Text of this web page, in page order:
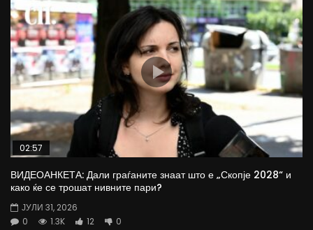
02:57
ВИДЕОАНКЕТА: Дали граѓаните знаат што е „Скопје 2028“ и
како ќе се трошат нивните пари?
ЈУЛИ 31, 2026
0
1.3K 12 0